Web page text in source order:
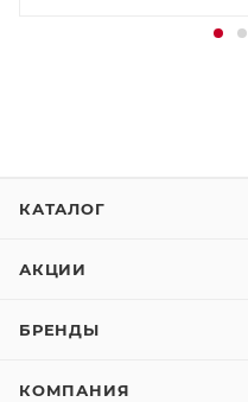
КАТАЛОГ
АКЦИИ
БРЕНДЫ
КОМПАНИЯ